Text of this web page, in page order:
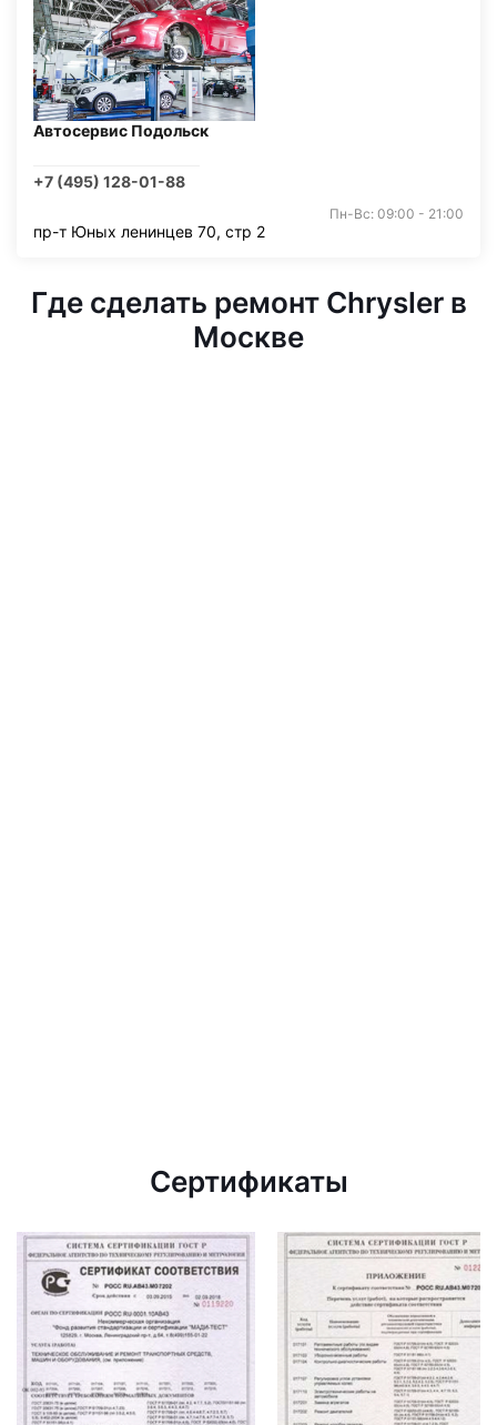
Автосервис Подольск
+7 (495) 128-01-88
Пн-Вс: 09:00 - 21:00
пр-т Юных ленинцев 70, стр 2
Где сделать ремонт Chrysler в
Москве
Сертификаты